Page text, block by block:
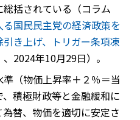
括されている（コラム
国民民主党の経済政策を
き上げ、トリガー条項凍
、2024年10月29日）。
準（物価上昇率＋２％＝当
積極財政等と金融緩和に
替、物価を適切に安定さ